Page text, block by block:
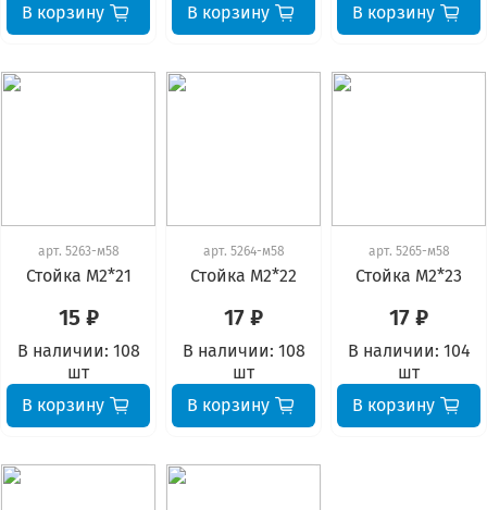
В корзину
В корзину
В корзину
арт. 5263-м58
Стойка М2*21
15 ₽
В наличии: 108
шт
В корзину
арт. 5264-м58
Стойка М2*22
17 ₽
В наличии: 108
шт
В корзину
арт. 5265-м58
Стойка М2*23
17 ₽
В наличии: 104
шт
В корзину